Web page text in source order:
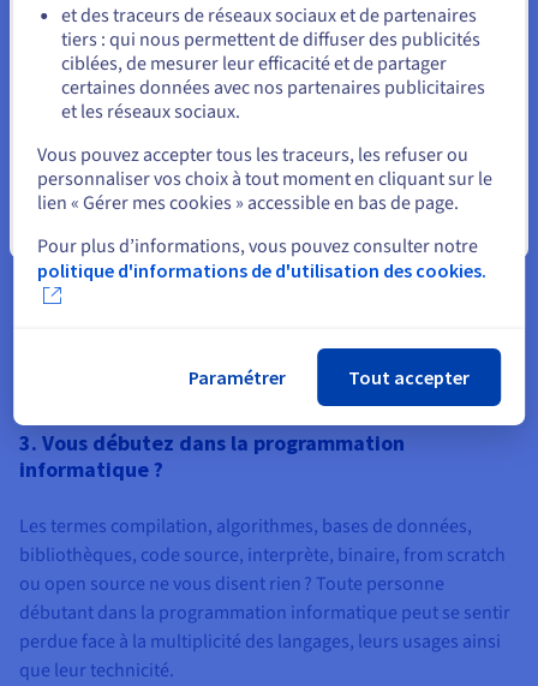
Découvrez Python avec un hébergement web managé.
PHP
Le PHP est un langage basé sur le script HTML. Il est open
source et sert pour coder des pages web dynamiques. Sa
grande puissance réside dans sa flexibilité : il peut être utilisé
avec tous les principaux systèmes d’exploitation. Il fonctionne
en prenant en charge un volume important de bases de
données différentes, d’où son usage privilégié pour la
création de sites web.
3. Vous débutez dans la programmation
informatique ?
Les termes compilation, algorithmes, bases de données,
bibliothèques, code source, interprète, binaire, from scratch
ou open source ne vous disent rien ? Toute personne
débutant dans la programmation informatique peut se sentir
perdue face à la multiplicité des langages, leurs usages ainsi
que leur technicité.
Rester sur le site actuel
Sélectionner un autre site web
et des traceurs de réseaux sociaux et de partenaires
tiers : qui nous permettent de diffuser des publicités
ciblées, de mesurer leur efficacité et de partager
certaines données avec nos partenaires publicitaires
et les réseaux sociaux.
Vous pouvez accepter tous les traceurs, les refuser ou
personnaliser vos choix à tout moment en cliquant sur le
lien « Gérer mes cookies » accessible en bas de page.
Pour plus d’informations, vous pouvez consulter notre
politique d'informations de d'utilisation des cookies.
Paramétrer Tout accepter